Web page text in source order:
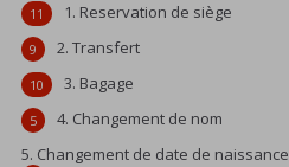
1. Reservation de siège
11
2. Transfert
9
3. Bagage
10
4. Changement de nom
5
5. Changement de date de naissance